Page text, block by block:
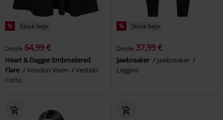
% Stock bajo
Desde 64,99 €
Heart & Dagger Embroidered
Flare
Voodoo Vixen
Vestido
Corto
% Stock bajo
Desde 37,99 €
Jawbreaker
Jawbreaker
Leggins